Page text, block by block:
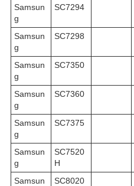
Samsun
g
SC7294
Samsun
g
SC7298
Samsun
g
SC7350
Samsun
g
SC7360
Samsun
g
SC7375
Samsun
g
SC7520
H
Samsun
SC8020